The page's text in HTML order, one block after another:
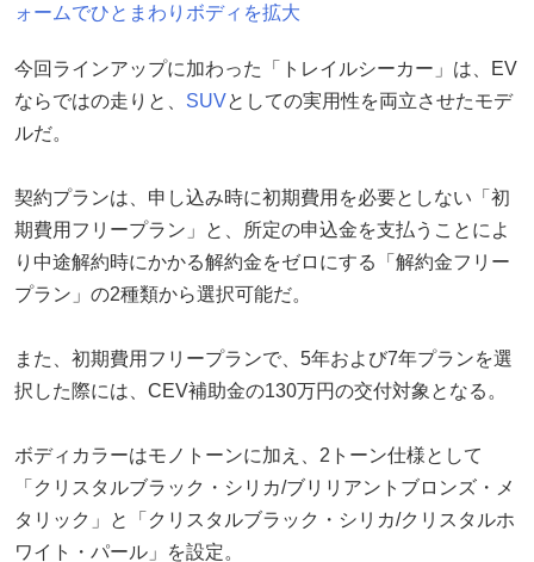
ォームでひとまわりボディを拡大
今回ラインアップに加わった「トレイルシーカー」は、EV
ならではの走りと、 SUVとしての実用性を両立させたモデ
ルだ。
契約プランは、申し込み時に初期費用を必要としない「初
期費用フリープラン」と、所定の申込金を支払うことによ
り中途解約時にかかる解約金をゼロにする「解約金フリー
プラン」の2種類から選択可能だ。
また、初期費用フリープランで、5年および7年プランを選
択した際には、CEV補助金の130万円の交付対象となる。
ボディカラーはモノトーンに加え、2トーン仕様として
「クリスタルブラック・シリカ/ブリリアントブロンズ・メ
タリック」と「クリスタルブラック・シリカ/クリスタルホ
ワイト・パール」を設定。